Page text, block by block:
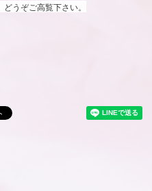
どうぞご高覧下さい。